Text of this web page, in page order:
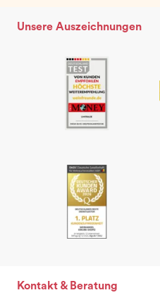
Unsere Auszeichnungen
Kontakt & Beratung